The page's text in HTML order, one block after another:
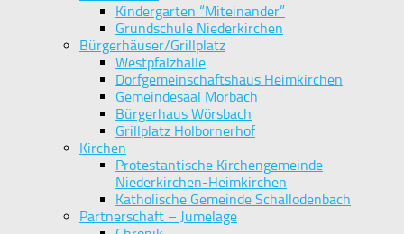
Kindergarten “Miteinander”
Grundschule Niederkirchen
Bürgerhäuser/Grillplatz
Westpfalzhalle
Dorfgemeinschaftshaus Heimkirchen
Gemeindesaal Morbach
Bürgerhaus Wörsbach
Grillplatz Holbornerhof
Kirchen
Protestantische Kirchengemeinde
Niederkirchen-Heimkirchen
Katholische Gemeinde Schallodenbach
Partnerschaft – Jumelage